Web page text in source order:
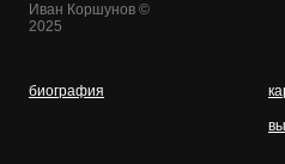
Иван Коршунов ©
2025
биография